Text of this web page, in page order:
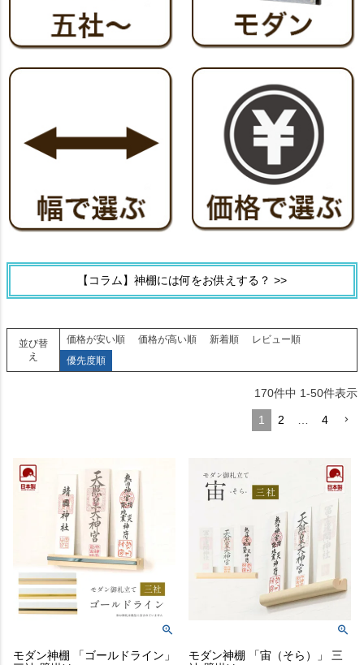
【コラム】神棚には何をお供えする？ >>
並び替
え
価格が安い順 価格が高い順 新着順
レビュー順
優先度順
170件中 1-50件表示
1 2 … 4
モダン神棚 「ゴールドライン」
モダン神棚 「宙（そら）」 三